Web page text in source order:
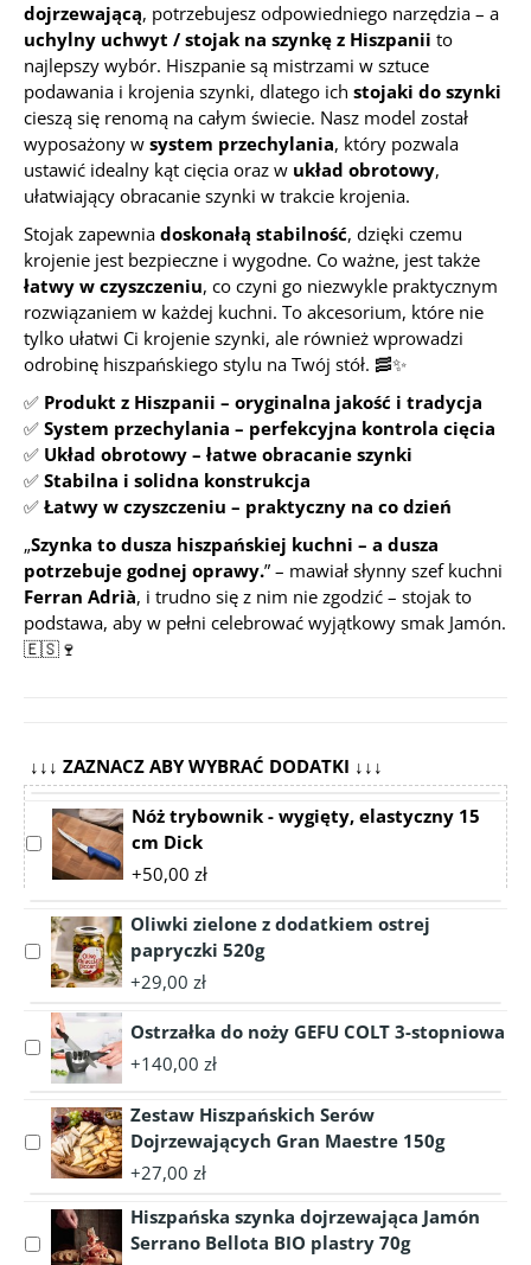
dojrzewającą, potrzebujesz odpowiedniego narzędzia – a
uchylny uchwyt / stojak na szynkę z Hiszpanii to
najlepszy wybór. Hiszpanie są mistrzami w sztuce
podawania i krojenia szynki, dlatego ich stojaki do szynki
cieszą się renomą na całym świecie. Nasz model został
wyposażony w system przechylania, który pozwala
ustawić idealny kąt cięcia oraz w układ obrotowy,
ułatwiający obracanie szynki w trakcie krojenia.
Stojak zapewnia doskonałą stabilność, dzięki czemu
krojenie jest bezpieczne i wygodne. Co ważne, jest także
łatwy w czyszczeniu, co czyni go niezwykle praktycznym
rozwiązaniem w każdej kuchni. To akcesorium, które nie
tylko ułatwi Ci krojenie szynki, ale również wprowadzi
odrobinę hiszpańskiego stylu na Twój stół. 🥓✨
✅ Produkt z Hiszpanii – oryginalna jakość i tradycja
✅ System przechylania – perfekcyjna kontrola cięcia
✅ Układ obrotowy – łatwe obracanie szynki
✅ Stabilna i solidna konstrukcja
✅ Łatwy w czyszczeniu – praktyczny na co dzień
„Szynka to dusza hiszpańskiej kuchni – a dusza
potrzebuje godnej oprawy.” – mawiał słynny szef kuchni
Ferran Adrià, i trudno się z nim nie zgodzić – stojak to
podstawa, aby w pełni celebrować wyjątkowy smak Jamón.
🇪🇸🍷
↓↓↓ ZAZNACZ ABY WYBRAĆ DODATKI ↓↓↓
Select
accessory
trybownik
wygięty,
elastyczny
15
cm
Dick
Nóż trybownik - wygięty, elastyczny 15
cm Dick
+50,00 zł
Select
accessory
zielone
dodatkiem
papryczki
520g
Oliwki zielone z dodatkiem ostrej
papryczki 520g
+29,00 zł
Select
accessory
do
noży
GEFU
stopniowa
Ostrzałka do noży GEFU COLT 3-stopniowa
+140,00 zł
Select
accessory
Hiszpańskich
Serów
Zestaw Hiszpańskich Serów
Dojrzewających Gran Maestre 150g
+27,00 zł
Select
Hiszpańska szynka dojrzewająca Jamón
Serrano Bellota BIO plastry 70g